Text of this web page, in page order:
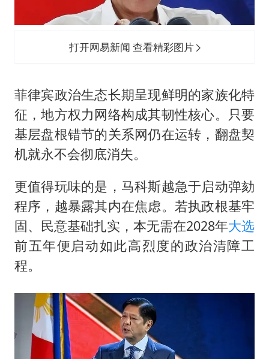
打开网易新闻 查看精彩图片
菲律宾政治生态长期呈现鲜明的家族化特
征，地方权力网络构成其韧性核心。只要
基层盘根错节的关系网仍在运转，翻盘契
机就永不会彻底消失。
更值得玩味的是，马科斯越急于启动弹劾
程序，越暴露其内在焦虑。若执政根基牢
固、民意基础扎实，本无需在2028年大选
前五年便启动如此高烈度的政治清障工
程。